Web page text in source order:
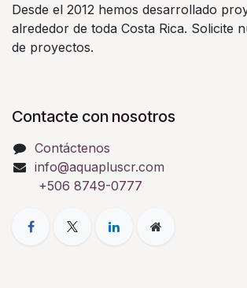
Desde el 2012 hemos desarrollado
alrededor de toda Costa Rica. Solicite
de proyectos.
Contacte con nosotros
Contáctenos
info@aquapluscr.com
+506 8749-0777